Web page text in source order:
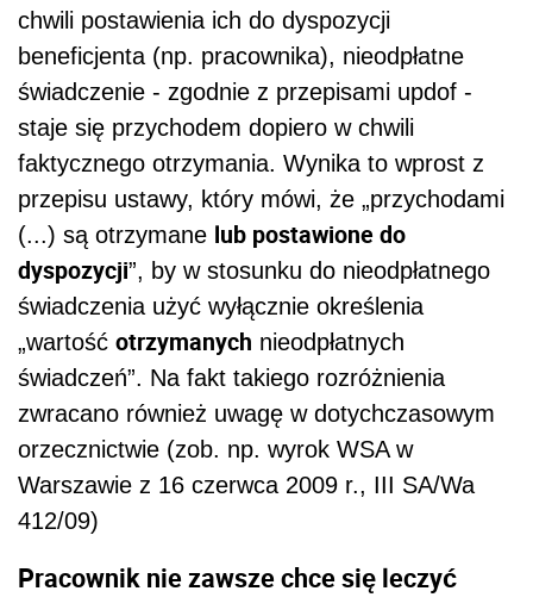
chwili postawienia ich do dyspozycji
beneficjenta (np. pracownika), nieodpłatne
świadczenie - zgodnie z przepisami updof -
staje się przychodem dopiero w chwili
faktycznego otrzymania. Wynika to wprost z
przepisu ustawy, który mówi, że „przychodami
(...) są otrzymane lub postawione do
dyspozycji”, by w stosunku do nieodpłatnego
świadczenia użyć wyłącznie określenia
„wartość otrzymanych nieodpłatnych
świadczeń”. Na fakt takiego rozróżnienia
zwracano również uwagę w dotychczasowym
orzecznictwie (zob. np. wyrok WSA w
Warszawie z 16 czerwca 2009 r., III SA/Wa
412/09)
Pracownik nie zawsze chce się leczyć